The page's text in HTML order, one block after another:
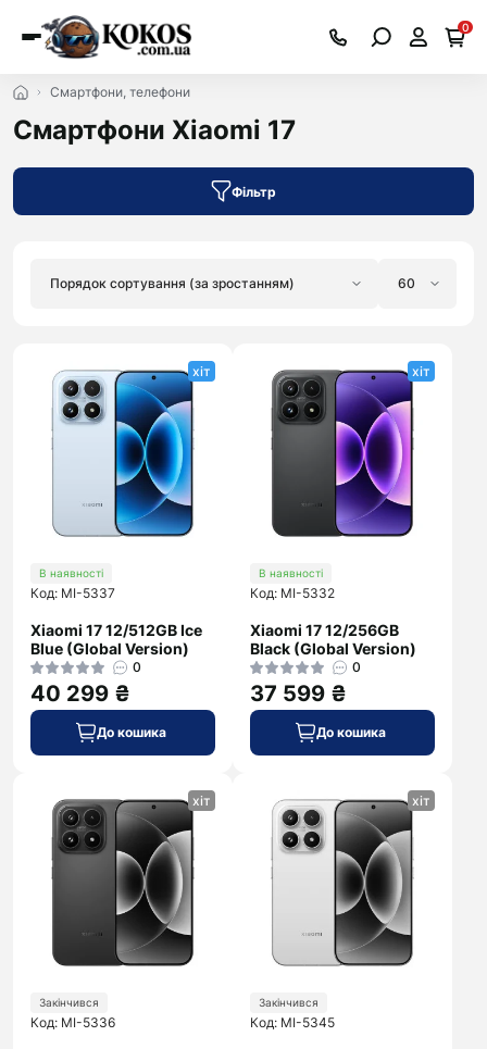
0
Смартфони, телефони
Смартфони Xiaomi 17
Фільтр
хіт
В наявності
Код: MI-5337
Xiaomi 17 12/512GB Ice
Blue (Global Version)
0
40 299 ₴
До кошика
хіт
В наявності
Код: MI-5332
Xiaomi 17 12/256GB
Black (Global Version)
0
37 599 ₴
До кошика
хіт
Закінчився
Код: MI-5336
хіт
Закінчився
Код: MI-5345